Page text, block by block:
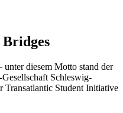
diesem Motto stand der
Schleswig-
Transatlantic Student Initiative